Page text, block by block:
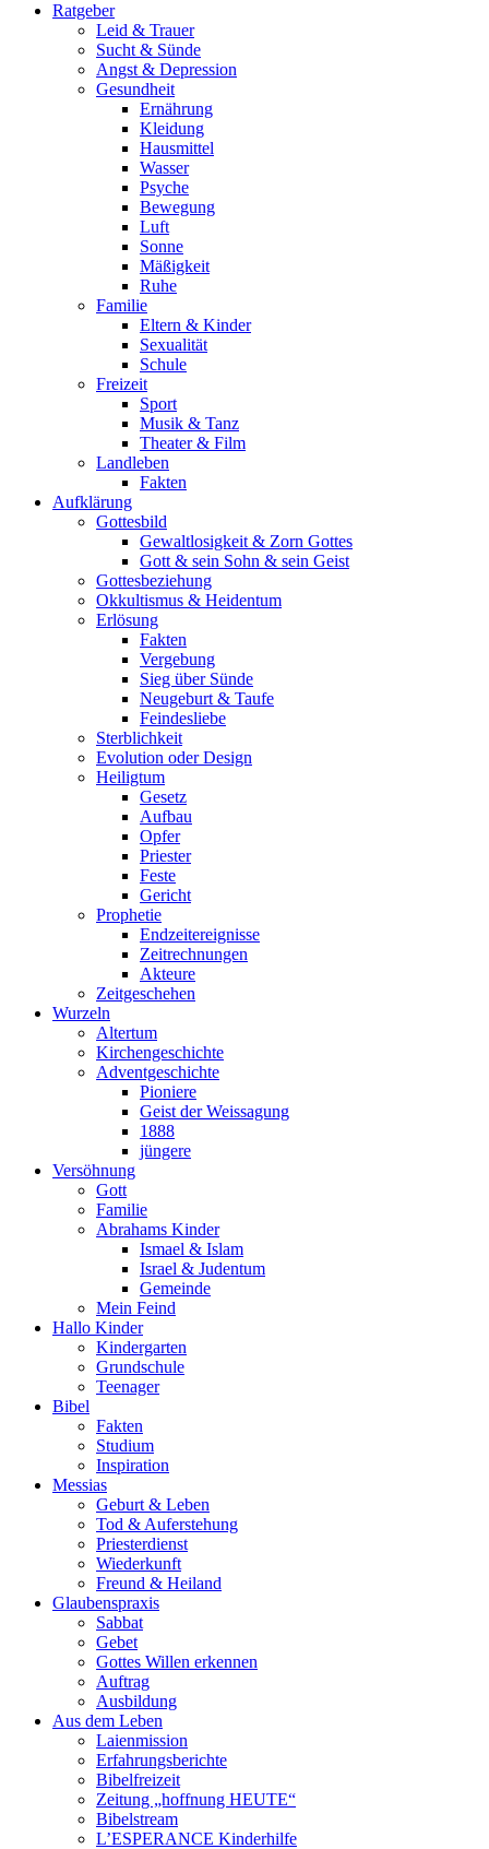
Ratgeber
Leid & Trauer
Sucht & Sünde
Angst & Depression
Gesundheit
Ernährung
Kleidung
Hausmittel
Wasser
Psyche
Bewegung
Luft
Sonne
Mäßigkeit
Ruhe
Familie
Eltern & Kinder
Sexualität
Schule
Freizeit
Sport
Musik & Tanz
Theater & Film
Landleben
Fakten
Aufklärung
Gottesbild
Gewaltlosigkeit & Zorn Gottes
Gott & sein Sohn & sein Geist
Gottesbeziehung
Okkultismus & Heidentum
Erlösung
Fakten
Vergebung
Sieg über Sünde
Neugeburt & Taufe
Feindesliebe
Sterblichkeit
Evolution oder Design
Heiligtum
Gesetz
Aufbau
Opfer
Priester
Feste
Gericht
Prophetie
Endzeitereignisse
Zeitrechnungen
Akteure
Zeitgeschehen
Wurzeln
Altertum
Kirchengeschichte
Adventgeschichte
Pioniere
Geist der Weissagung
1888
jüngere
Versöhnung
Gott
Familie
Abrahams Kinder
Ismael & Islam
Israel & Judentum
Gemeinde
Mein Feind
Hallo Kinder
Kindergarten
Grundschule
Teenager
Bibel
Fakten
Studium
Inspiration
Messias
Geburt & Leben
Tod & Auferstehung
Priesterdienst
Wiederkunft
Freund & Heiland
Glaubenspraxis
Sabbat
Gebet
Gottes Willen erkennen
Auftrag
Ausbildung
Aus dem Leben
Laienmission
Erfahrungsberichte
Bibelfreizeit
Zeitung „hoffnung HEUTE“
Bibelstream
L’ESPERANCE Kinderhilfe